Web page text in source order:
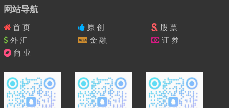
网站导航
首 页 原 创
股 票
外 汇
金 融
证 券
商 业